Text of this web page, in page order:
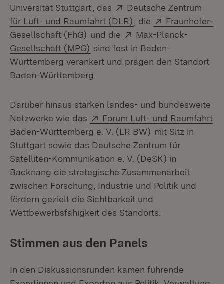
Universität Stuttgart (Öffnet in neuem Fenster)
, das Extern:
Deutsche Zentrum
für Luft- und Raumfahrt (DLR) (Öffnet in neuem
, die Extern:
Fraunhofer-
Gesellschaft (FhG) (Öffnet in neuem Fenster)
und die Extern:
Max-Planck-
Gesellschaft (MPG) (Öffnet in neuem Fenster)
sind fest in Baden-
Württemberg verankert und prägen den Standort
Baden-Württemberg.
Darüber hinaus stärken landes- und bundesweite
Netzwerke wie das
Extern:
Forum Luft- und Raumfahrt
Baden-Württemberg e. V. (LR BW) (Öffnet in neuem
mit Sitz in
Stuttgart sowie das Deutsche Zentrum für
Satelliten-Kommunikation e. V. (DeSK) in
Backnang die strategische Zusammenarbeit
zwischen Forschung, Industrie und Politik und
fördern gezielt die Sichtbarkeit und
Wettbewerbsfähigkeit des Standorts.
Stimmen aus den Panels
In den Diskussionsrunden kamen führende